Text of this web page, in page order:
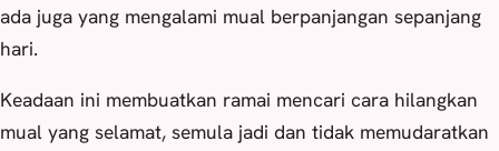
ada juga yang mengalami mual berpanjangan sepanjang
hari.
Keadaan ini membuatkan ramai mencari cara hilangkan
mual yang selamat, semula jadi dan tidak memudaratkan